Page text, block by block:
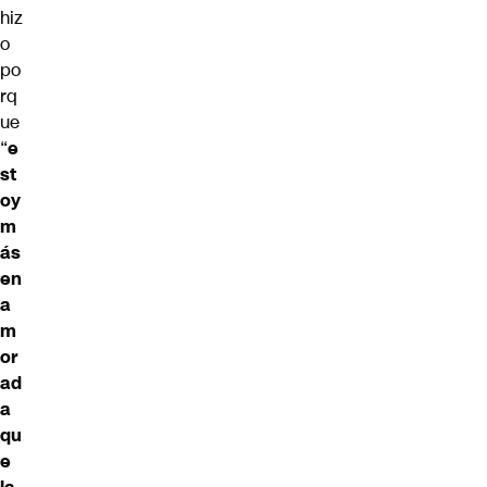
hiz
o
po
rq
ue
“e
st
oy
m
ás
en
a
m
or
ad
a
qu
e